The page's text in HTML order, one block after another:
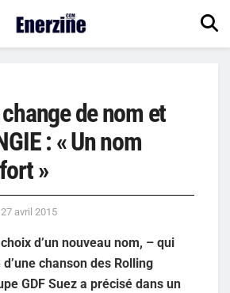
change de nom et
: « Un nom
»
27 avril 2015
d’un nouveau nom, – qui
chanson des Rolling
GDF Suez a précisé dans un